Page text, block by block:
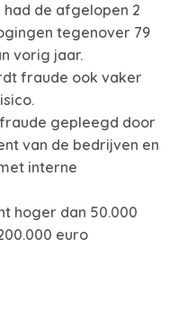
de afgelopen 2
tegenover 79
vorig jaar.
fraude ook vaker
gepleegd door
van de bedrijven en
interne
hoger dan 50.000
euro